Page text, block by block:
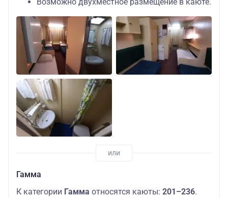
Гамма
К категории Гамма относятся каюты: 201–236.